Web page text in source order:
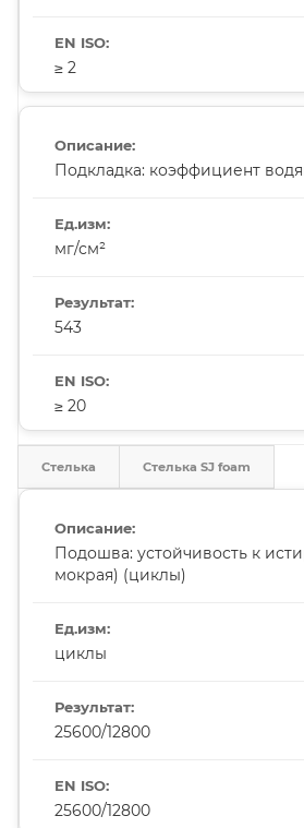
≥ 2
Подкладка: коэффициент
мг/см²
543
≥ 20
Стелька Стелька SJ foam
Подошва: устойчивость к
мокрая) (циклы)
циклы
25600/12800
25600/12800